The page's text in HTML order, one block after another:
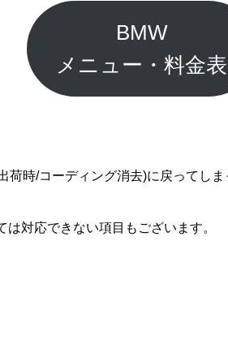
BMW
メニュー・料金表
時/コーディング消去)に戻ってし
対応できない項目もございます。